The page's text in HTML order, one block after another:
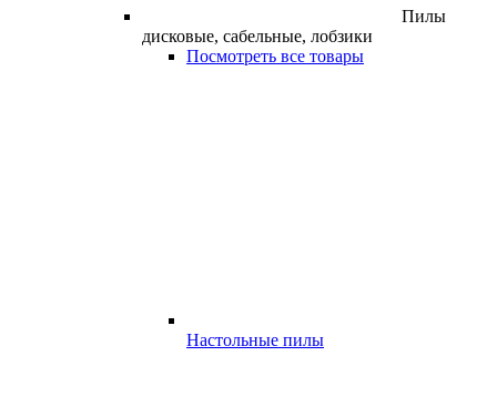
Пилы
дисковые, сабельные, лобзики
Посмотреть все товары
Настольные пилы